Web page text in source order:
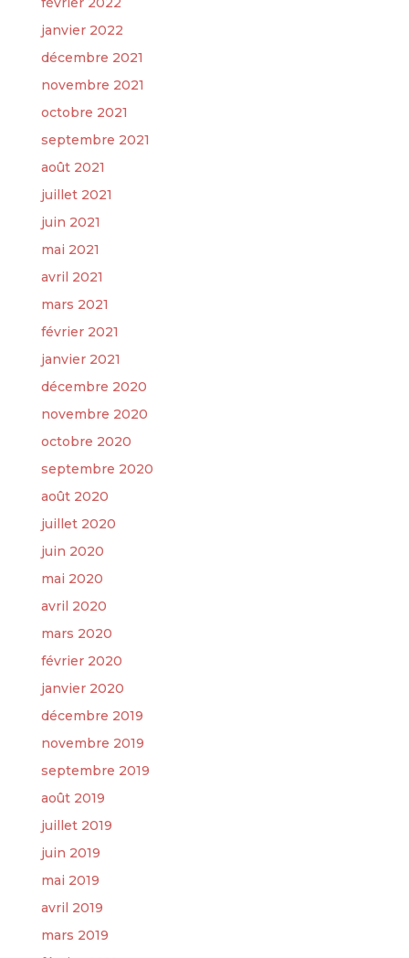
janvier 2022
décembre 2021
novembre 2021
octobre 2021
septembre 2021
août 2021
juillet 2021
juin 2021
mai 2021
avril 2021
mars 2021
février 2021
janvier 2021
décembre 2020
novembre 2020
octobre 2020
septembre 2020
août 2020
juillet 2020
juin 2020
mai 2020
avril 2020
mars 2020
février 2020
janvier 2020
décembre 2019
novembre 2019
septembre 2019
août 2019
juillet 2019
juin 2019
mai 2019
avril 2019
mars 2019